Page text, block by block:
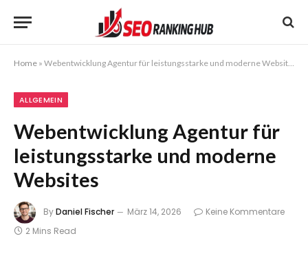
Home » Webentwicklung Agentur für leistungsstarke und moderne Websites
ALLGEMEIN
Webentwicklung Agentur für
leistungsstarke und moderne
Websites
ByDaniel Fischer März 14, 2026
Keine Kommentare
2 Mins Read